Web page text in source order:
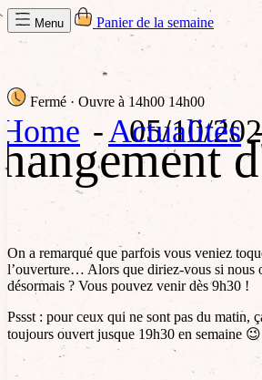
Menu Panier de la semaine
Fermé · Ouvre à 14h00 14h00
05/10/
Home Actualités
On a remarqué que parfois vous veniez
l’ouverture… Alors que diriez-vous si nous
désormais ? Vous pouvez venir dès 9h30 !
Pssst : pour ceux qui ne sont pas du matin,
toujours ouvert jusque 19h30 en semaine 😉